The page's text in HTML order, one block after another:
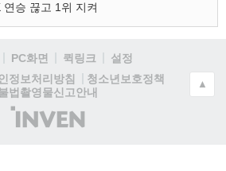
승 끊고 1위 지켜
PC화면 퀵링크
설정
정보처리방침
청소년보호정책
법촬영물신고안내
(주)
인
▲